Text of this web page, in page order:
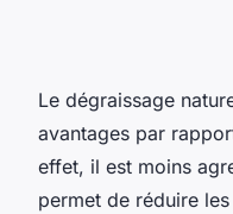
Le dégraissage
avantages par
effet, il est moins
permet de réduire